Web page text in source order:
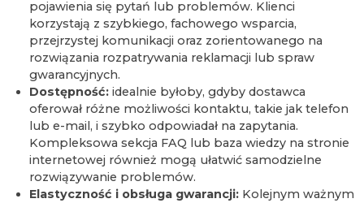
pojawienia się pytań lub problemów. Klienci
korzystają z szybkiego, fachowego wsparcia,
przejrzystej komunikacji oraz zorientowanego na
rozwiązania rozpatrywania reklamacji lub spraw
gwarancyjnych.
Dostępność:idealnie byłoby, gdyby dostawca
oferował różne możliwości kontaktu, takie jak telefon
lub e-mail, i szybko odpowiadał na zapytania.
Kompleksowa sekcja FAQ lub baza wiedzy na stronie
internetowej również mogą ułatwić samodzielne
rozwiązywanie problemów.
Elastyczność i obsługa gwarancji:Kolejnym ważnym